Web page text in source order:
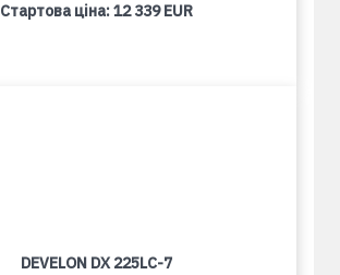
Стартова ціна:12 339 EUR
DEVELON DX 225LC-7